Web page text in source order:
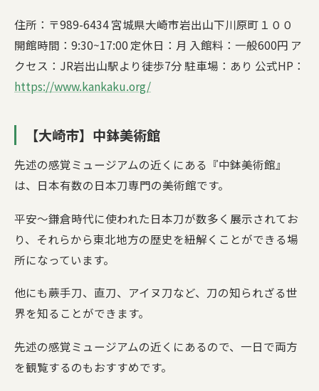
住所：〒989-6434 宮城県大崎市岩出山下川原町１００
開館時間：9:30~17:00 定休日：月 入館料：一般600円 ア
クセス：JR岩出山駅より徒歩7分 駐車場：あり 公式HP：
https://www.kankaku.org/
【大崎市】中鉢美術館
先述の感覚ミュージアムの近くにある『中鉢美術館』
は、日本有数の日本刀専門の美術館です。
平安〜鎌倉時代に使われた日本刀が数多く展示されてお
り、それらから東北地方の歴史を紐解くことができる場
所になっています。
他にも蕨手刀、直刀、アイヌ刀など、刀の知られざる世
界を知ることができます。
先述の感覚ミュージアムの近くにあるので、一日で両方
を観覧するのもおすすめです。